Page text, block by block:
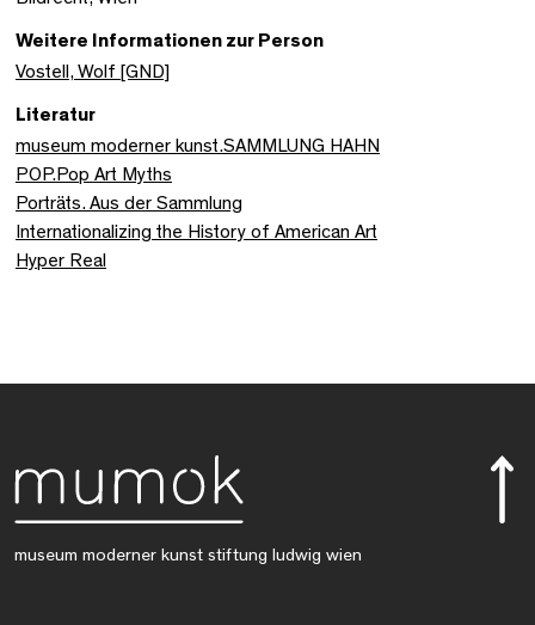
Weitere Informationen zur Person
Vostell, Wolf [GND]
Literatur
museum moderner kunst.SAMMLUNG HAHN
POP.Pop Art Myths
Porträts. Aus der Sammlung
Internationalizing the History of American Art
Hyper Real
museum moderner kunst stiftung ludwig wien